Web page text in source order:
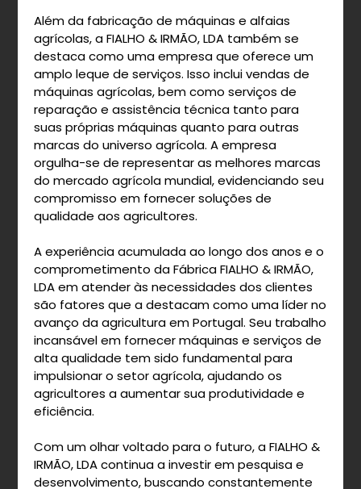
Além da fabricação de máquinas e alfaias
agrícolas, a FIALHO & IRMÃO, LDA também se
destaca como uma empresa que oferece um
amplo leque de serviços. Isso inclui vendas de
máquinas agrícolas, bem como serviços de
reparação e assistência técnica tanto para
suas próprias máquinas quanto para outras
marcas do universo agrícola. A empresa
orgulha-se de representar as melhores marcas
do mercado agrícola mundial, evidenciando seu
compromisso em fornecer soluções de
qualidade aos agricultores.
A experiência acumulada ao longo dos anos e o
comprometimento da Fábrica FIALHO & IRMÃO,
LDA em atender às necessidades dos clientes
são fatores que a destacam como uma líder no
avanço da agricultura em Portugal. Seu trabalho
incansável em fornecer máquinas e serviços de
alta qualidade tem sido fundamental para
impulsionar o setor agrícola, ajudando os
agricultores a aumentar sua produtividade e
eficiência.
Com um olhar voltado para o futuro, a FIALHO &
IRMÃO, LDA continua a investir em pesquisa e
desenvolvimento, buscando constantemente